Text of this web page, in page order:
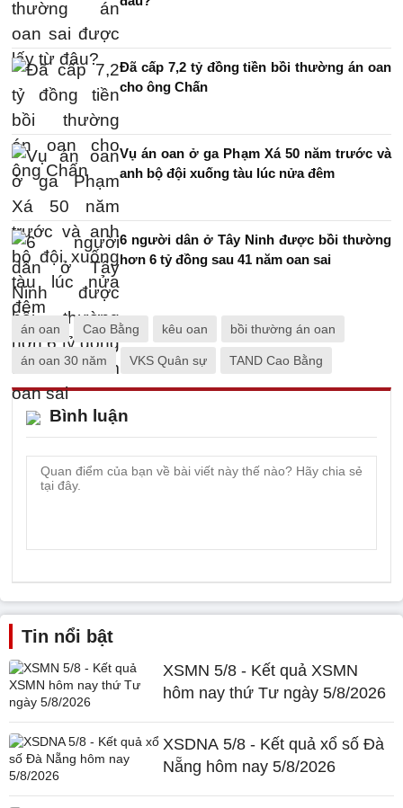
Đã cấp 7,2 tỷ đồng tiền bồi thường án oan
cho ông Chấn
Vụ án oan ở ga Phạm Xá 50 năm trước và
anh bộ đội xuống tàu lúc nửa đêm
6 người dân ở Tây Ninh được bồi thường
hơn 6 tỷ đồng sau 41 năm oan sai
án oan Cao Bằng kêu oan bồi thường án oan
án oan 30 năm VKS Quân sự TAND Cao Bằng
Bình luận
Tin nổi bật
XSMN 5/8 - Kết quả XSMN
hôm nay thứ Tư ngày 5/8/2026
XSDNA 5/8 - Kết quả xổ số Đà
Nẵng hôm nay 5/8/2026